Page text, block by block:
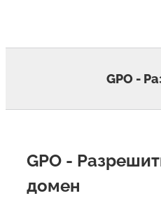
GPO -
GPO -
домен